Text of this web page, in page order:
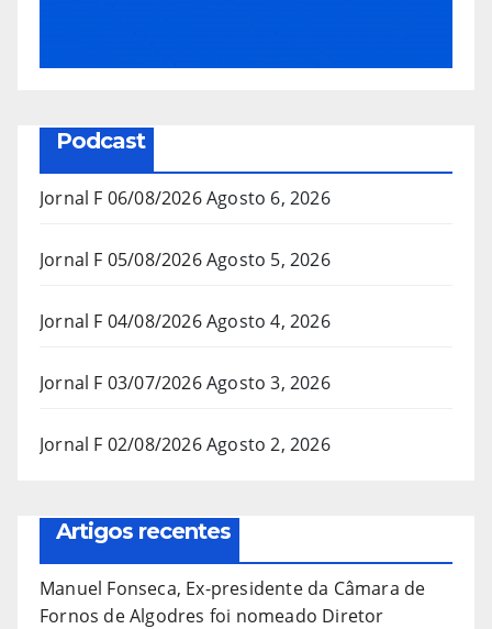
Podcast
Jornal F 06/08/2026Agosto 6, 2026
Jornal F 05/08/2026Agosto 5, 2026
Jornal F 04/08/2026Agosto 4, 2026
Jornal F 03/07/2026Agosto 3, 2026
Jornal F 02/08/2026Agosto 2, 2026
Artigos recentes
Manuel Fonseca, Ex-presidente da Câmara de
Fornos de Algodres foi nomeado Diretor